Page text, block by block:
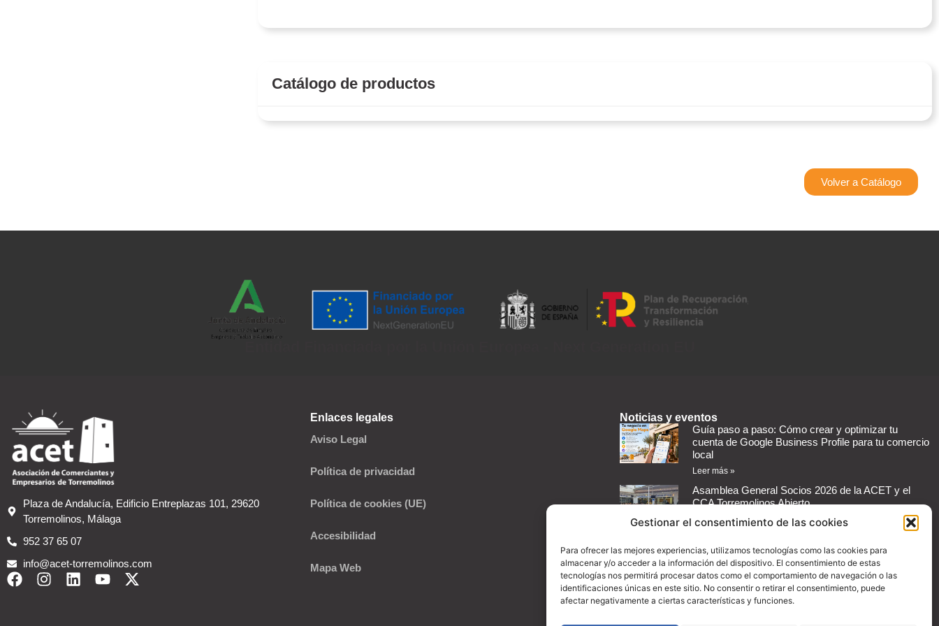
Gestionar el consentimiento de las cookies
Para ofrecer las mejores experiencias, utilizamos tecnologías como las cookies para
almacenar y/o acceder a la información del dispositivo. El consentimiento de estas
tecnologías nos permitirá procesar datos como el comportamiento de navegación o las
identificaciones únicas en este sitio. No consentir o retirar el consentimiento, puede
afectar negativamente a ciertas características y funciones.
Catálogo de productos
Volver a Catálogo
Plaza de Andalucía, Edificio Entreplazas 101, 29620
Torremolinos, Málaga
952 37 65 07
info@acet-torremolinos.com
Enlaces legales
Aviso Legal
Política de privacidad
Política de cookies (UE)
Accesibilidad
Mapa Web
Noticias y eventos
Guía paso a paso: Cómo crear y optimizar tu
cuenta de Google Business Profile para tu comercio
local
Leer más »
Asamblea General Socios 2026 de la ACET y el
CCA Torremolinos Abierto
Leer más »
sociales para tu negocio
Leer más »
Guía práctica: Cómo configurar promociones en
Instagram para aumentar las ventas de tu comercio